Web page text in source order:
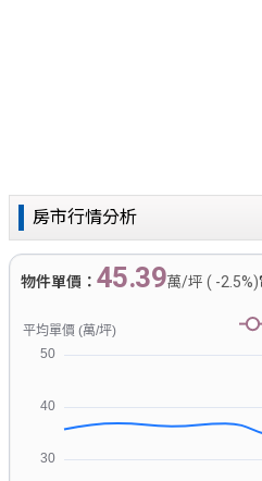
房市行情分析
物件單價： 45.39萬/坪 ( -2.5%)